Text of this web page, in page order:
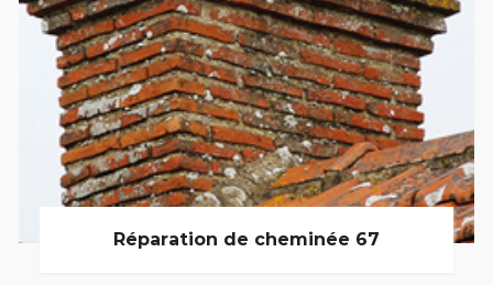
Réparation de cheminée 67